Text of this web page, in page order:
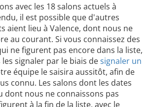
avec les 18 salons actuels à
il est possible que d'autres
aient lieu à Valence, dont nous ne
au courant. Si vous connaissez des
ne figurent pas encore dans la liste,
signaler par le biais designaler un
équipe le saisira aussitôt, afin de
connu. Les salons dont les dates
dont nous ne connaissons pas
à la fin de la liste, avec le